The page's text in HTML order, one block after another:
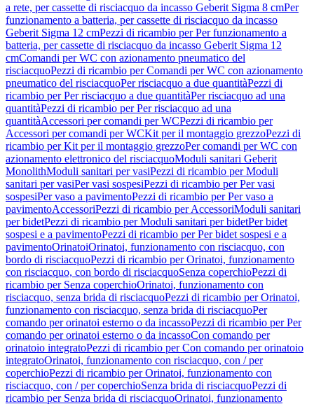
a rete, per cassette di risciacquo da incasso Geberit Sigma 8 cmPer
funzionamento a batteria, per cassette di risciacquo da incasso
Geberit Sigma 12 cmPezzi di ricambio per Per funzionamento a
batteria, per cassette di risciacquo da incasso Geberit Sigma 12
cmComandi per WC con azionamento pneumatico del
risciacquoPezzi di ricambio per Comandi per WC con azionamento
pneumatico del risciacquoPer risciacquo a due quantitàPezzi di
ricambio per Per risciacquo a due quantitàPer risciacquo ad una
quantitàPezzi di ricambio per Per risciacquo ad una
quantitàAccessori per comandi per WCPezzi di ricambio per
Accessori per comandi per WCKit per il montaggio grezzoPezzi di
ricambio per Kit per il montaggio grezzoPer comandi per WC con
azionamento elettronico del risciacquoModuli sanitari Geberit
MonolithModuli sanitari per vasiPezzi di ricambio per Moduli
sanitari per vasiPer vasi sospesiPezzi di ricambio per Per vasi
sospesiPer vaso a pavimentoPezzi di ricambio per Per vaso a
pavimentoAccessoriPezzi di ricambio per AccessoriModuli sanitari
per bidetPezzi di ricambio per Moduli sanitari per bidetPer bidet
sospesi e a pavimentoPezzi di ricambio per Per bidet sospesi e a
pavimentoOrinatoiOrinatoi, funzionamento con risciacquo, con
bordo di risciacquoPezzi di ricambio per Orinatoi, funzionamento
con risciacquo, con bordo di risciacquoSenza coperchioPezzi di
ricambio per Senza coperchioOrinatoi, funzionamento con
risciacquo, senza brida di risciacquoPezzi di ricambio per Orinatoi,
funzionamento con risciacquo, senza brida di risciacquoPer
comando per orinatoi esterno o da incassoPezzi di ricambio per Per
comando per orinatoi esterno o da incassoCon comando per
orinatoio integratoPezzi di ricambio per Con comando per orinatoio
integratoOrinatoi, funzionamento con risciacquo, con / per
coperchioPezzi di ricambio per Orinatoi, funzionamento con
risciacquo, con / per coperchioSenza brida di risciacquoPezzi di
ricambio per Senza brida di risciacquoOrinatoi, funzionamento